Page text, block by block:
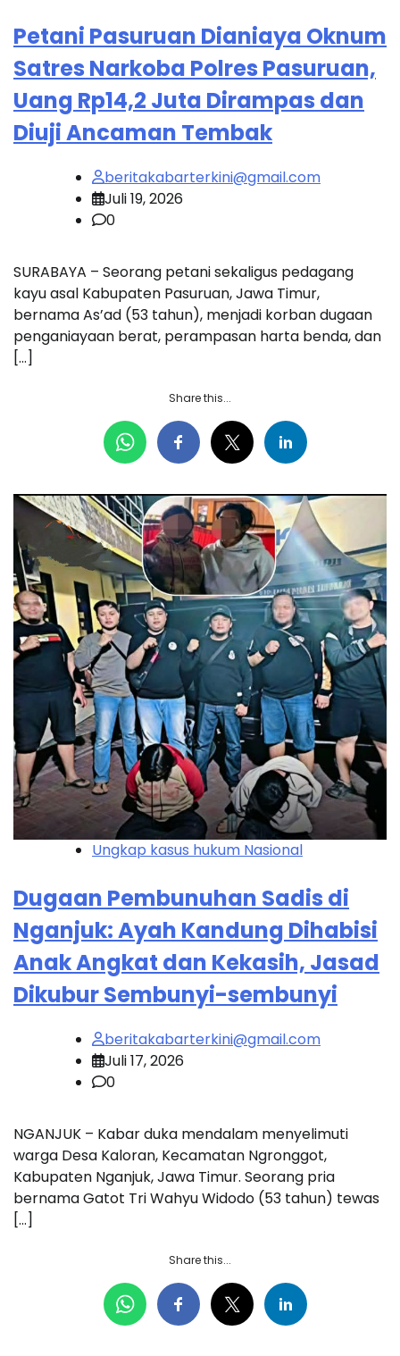
Petani Pasuruan Dianiaya Oknum
Satres Narkoba Polres Pasuruan,
Uang Rp14,2 Juta Dirampas dan
Diuji Ancaman Tembak
beritakabarterkini@gmail.com
Juli 19, 2026
0
SURABAYA – Seorang petani sekaligus pedagang
kayu asal Kabupaten Pasuruan, Jawa Timur,
bernama As’ad (53 tahun), menjadi korban dugaan
penganiayaan berat, perampasan harta benda, dan
[…]
Share this...
Ungkap kasus hukum Nasional
Dugaan Pembunuhan Sadis di
Nganjuk: Ayah Kandung Dihabisi
Anak Angkat dan Kekasih, Jasad
Dikubur Sembunyi-sembunyi
beritakabarterkini@gmail.com
Juli 17, 2026
0
NGANJUK – Kabar duka mendalam menyelimuti
warga Desa Kaloran, Kecamatan Ngronggot,
Kabupaten Nganjuk, Jawa Timur. Seorang pria
bernama Gatot Tri Wahyu Widodo (53 tahun) tewas
[…]
Share this...